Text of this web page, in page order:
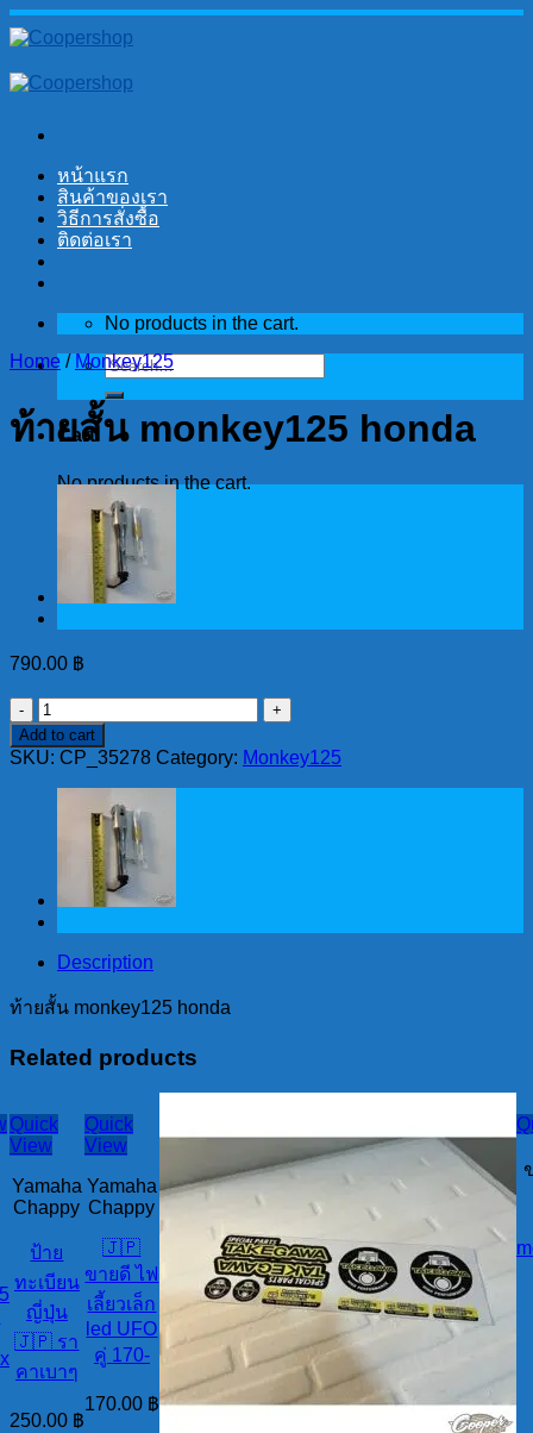
Skip
to
หน้าแรก
สินค้าของเรา
วิธีการสั่งซื้อ
ติดต่อเรา
No products in the cart.
Search
for:
Cart
No products in the cart.
Home / Monkey125
ท้ายสั้น monkey125 honda
790.00 ฿
ท้าย
สั้น
monkey125
honda
quantity
Add to cart
SKU: CP_35278 Category: Monkey125
Description
ท้ายสั้น monkey125 honda
Related products
Quick
View
Yamaha
Chappy
ป้าย
ทะเบียน
ญี่ปุ่น
🇯🇵 รา
คาเบาๆ
250.00 ฿
Quick
View
Yamaha
Chappy
🇯🇵
ขายดี ไฟ
เลี้ยวเล็ก
led UFO
คู่ 170-
170.00 ฿